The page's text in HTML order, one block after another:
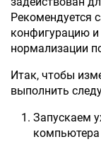
Рекомендуется
конфигурацию и
нормализации
Итак, чтобы
выполнить
Запускаем